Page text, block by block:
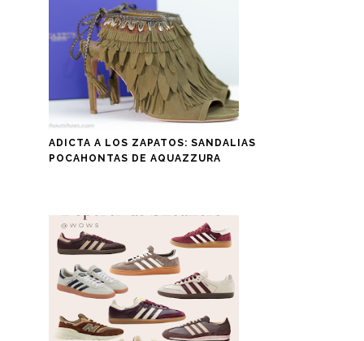
ADICTA A LOS ZAPATOS: SANDALIAS
POCAHONTAS DE AQUAZZURA